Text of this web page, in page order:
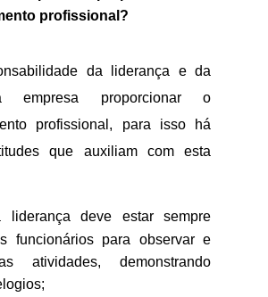
profissional?
da liderança e da
empresa proporcionar o
profissional, para isso há
que auxiliam com esta
liderança deve estar sempre
funcionários para observar e
atividades, demonstrando